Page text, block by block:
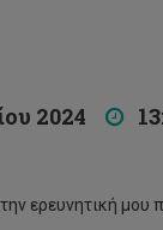
2024
ερευνητική μου